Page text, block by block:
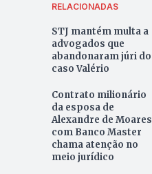
RELACIONADAS
STJ mantém multa a
advogados que
abandonaram júri do
caso Valério
Contrato milionário
da esposa de
Alexandre de Moares
com Banco Master
chama atenção no
meio jurídico